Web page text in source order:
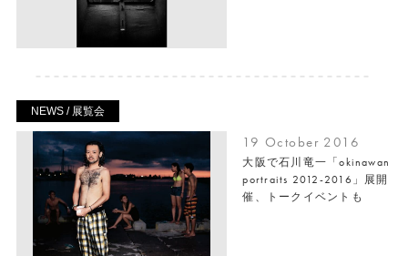
NEWS / 展覧会
19 October 2016
大阪で石川竜一「okinawan
portraits 2012-2016」展開
催、トークイベントも